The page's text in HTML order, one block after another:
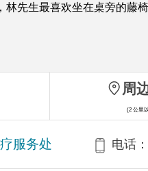
先生最喜欢坐在桌旁的藤
服务处 电话
周
(2 公里